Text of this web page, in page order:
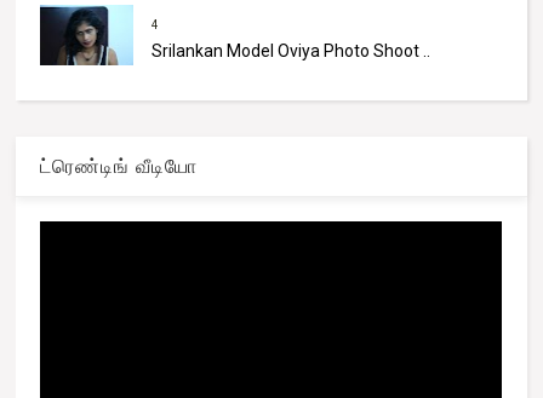
4
Srilankan Model Oviya Photo Shoot ..
ட்ரெண்டிங் வீடியோ